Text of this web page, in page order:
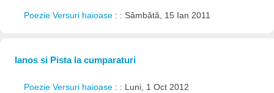
Poezie Versuri haioase : : Sâmbătă, 15 Ian 2011
Ianos si Pista la cumparaturi
Poezie Versuri haioase : : Luni, 1 Oct 2012